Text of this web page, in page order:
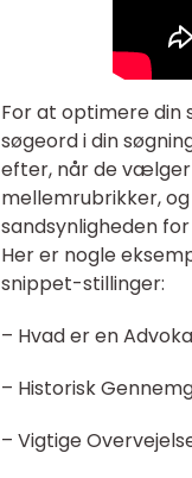
For at optimere din
søgeord i din
efter, når de vælger
mellemrubrikker,
sandsynligheden
Her er nogle
snippet-stillinger:
– Hvad er en
– Historisk
– Vigtige